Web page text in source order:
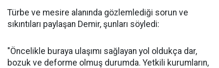
Türbe ve mesire alanında gözlemlediği sorun ve
sıkıntıları paylaşan Demir, şunları söyledi:
"Öncelikle buraya ulaşımı sağlayan yol oldukça dar,
bozuk ve deforme olmuş durumda. Yetkili kurumların,